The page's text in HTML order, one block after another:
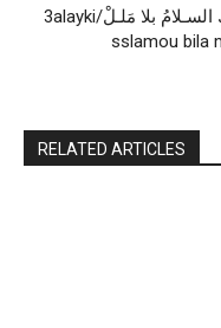
عليكِ السـلامُ بلا مَلـلْ/3alayki
sslamou bila
RELATED ARTICLES